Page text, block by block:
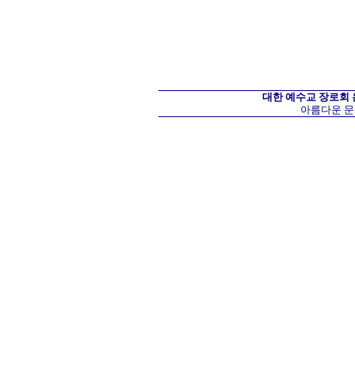
대한 예수교 장로회
아름다운